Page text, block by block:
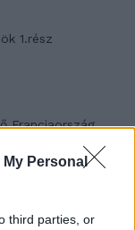
My Personal
third parties, or
1.rész
Franciaország